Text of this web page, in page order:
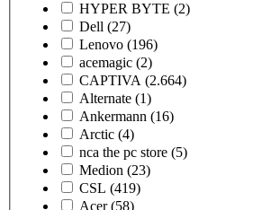
HYPER BYTE (2)
Dell (27)
Lenovo (196)
acemagic (2)
CAPTIVA (2.664)
Alternate (1)
Ankermann (16)
Arctic (4)
nca the pc store (5)
Medion (23)
CSL (419)
Acer (58)